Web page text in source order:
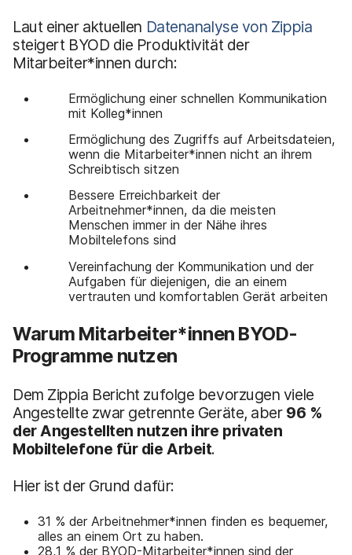
Laut einer aktuellen Datenanalyse von Zippia
steigert BYOD die Produktivität der
Mitarbeiter*innen durch:
Ermöglichung einer schnellen Kommunikation
mit Kolleg*innen
Ermöglichung des Zugriffs auf Arbeitsdateien,
wenn die Mitarbeiter*innen nicht an ihrem
Schreibtisch sitzen
Bessere Erreichbarkeit der
Arbeitnehmer*innen, da die meisten
Menschen immer in der Nähe ihres
Mobiltelefons sind
Vereinfachung der Kommunikation und der
Aufgaben für diejenigen, die an einem
vertrauten und komfortablen Gerät arbeiten
Warum Mitarbeiter*innen BYOD-
Programme nutzen
Dem Zippia Bericht zufolge bevorzugen viele
Angestellte zwar getrennte Geräte, aber 96 %
der Angestellten nutzen ihre privaten
Mobiltelefone für die Arbeit.
Hier ist der Grund dafür:
31 % der Arbeitnehmer*innen finden es bequemer,
alles an einem Ort zu haben.
28,1 % der BYOD-Mitarbeiter*innen sind der